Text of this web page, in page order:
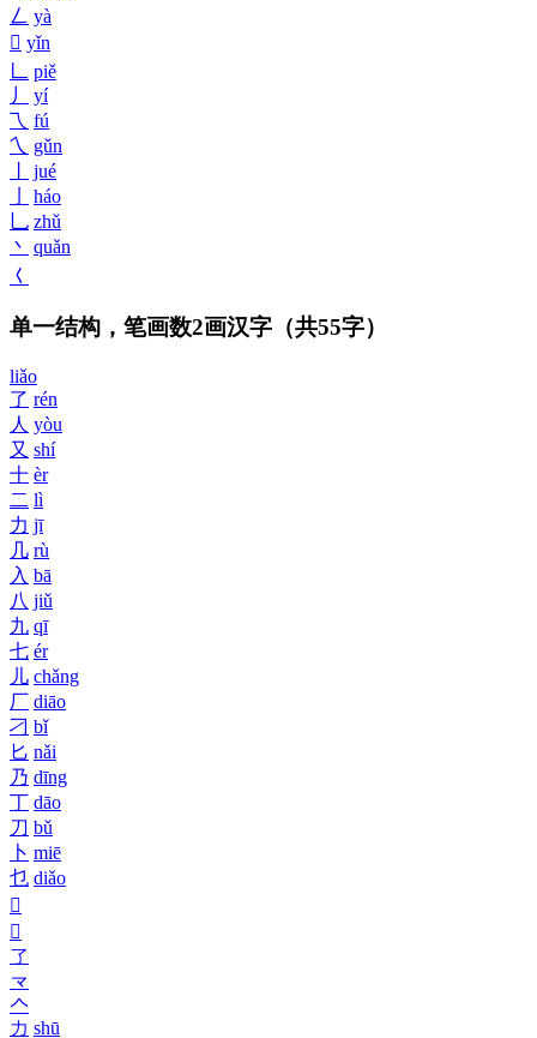
𠃋 yà
𠃉 yǐn
piě
丿
yí
乁 fú
乀 gǔn
jué
háo
乚 zhǔ
丶 quǎn
𡿨
单一结构，笔画数2画汉字 （共55字）
liǎo
了 rén
人 yòu
又 shí
十 èr
二 lì
力 jī
几 rù
入 bā
八 jiǔ
九 qī
七 ér
儿 chǎng
厂 diāo
刁 bǐ
匕 nǎi
乃 dīng
丁 dāo
刀 bǔ
卜 miē
乜 diǎo
𠄏
𠃎
了
龴
𠆢
力 shū